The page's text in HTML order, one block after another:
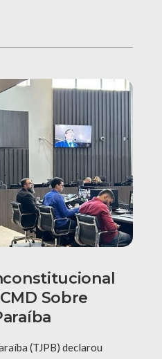
Sobre
(TJPB) declarou